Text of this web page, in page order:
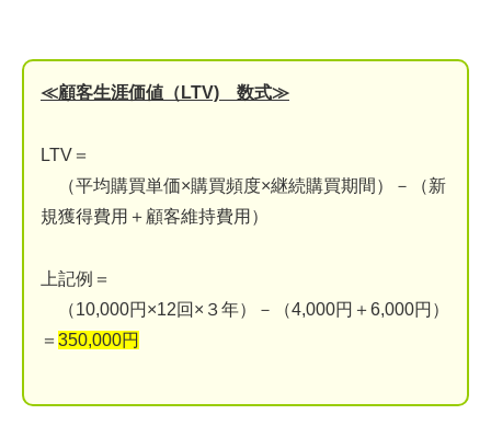
≪顧客生涯価値（LTV) 数式≫
LTV＝
（平均購買単価×購買頻度×継続購買期間）－（新
規獲得費用＋顧客維持費用）
上記例＝
（10,000円×12回×３年）－（4,000円＋6,000円）
＝ 350,000円